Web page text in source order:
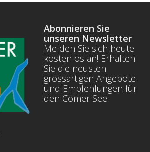
Abonnieren Sie
unseren Newsletter
Melden Sie sich heute
kostenlos an! Erhalten
Sie die neusten
grossartigen Angebote
und Empfehlungen für
den Comer See.